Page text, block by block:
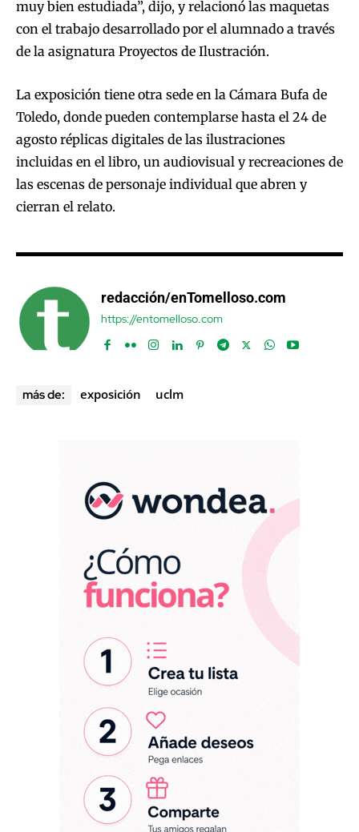
muy bien estudiada”, dijo, y relacionó las maquetas
con el trabajo desarrollado por el alumnado a través
de la asignatura Proyectos de Ilustración.
La exposición tiene otra sede en la Cámara Bufa de
Toledo, donde pueden contemplarse hasta el 24 de
agosto réplicas digitales de las ilustraciones
incluidas en el libro, un audiovisual y recreaciones de
las escenas de personaje individual que abren y
cierran el relato.
redacción/enTomelloso.com
https://entomelloso.com
más de: exposición uclm